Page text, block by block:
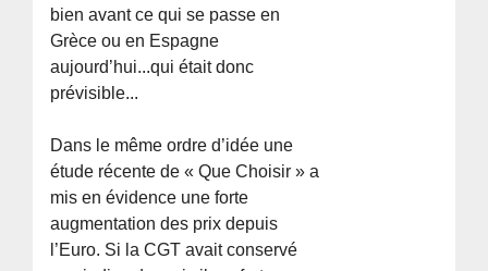
bien avant ce qui se passe en
Grèce ou en Espagne
aujourd’hui...qui était donc
prévisible...
Dans le même ordre d’idée une
étude récente de « Que Choisir » a
mis en évidence une forte
augmentation des prix depuis
l’Euro. Si la CGT avait conservé